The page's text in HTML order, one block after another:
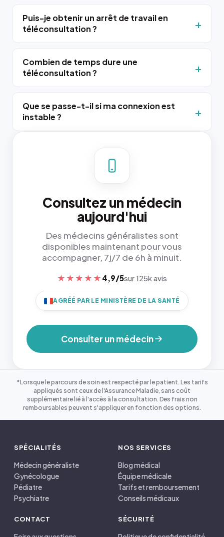
Puis-je obtenir un arrêt de travail en
téléconsultation ?
Combien de temps dure une
téléconsultation ?
Que se passe-t-il si ma connexion est
instable ?
Consultez un médecin
aujourd'hui
Des médecins généralistes sont
disponibles maintenant pour vous
accompagner, 7j/7 de 6h à minuit.
★★★★★ 4,9/5sur 125k avis
AGRÉÉ PAR LE MINISTÈRE DE LA SANTÉ
Consulter un médecin
*Lorsque le parcours de soin est respecté par le patient. Les tarifs
appliqués sont ceux de l'Assurance Maladie, sans coût
supplémentaire lié à l'accès à la consultation. Des frais non
remboursables peuvent s'appliquer en fonction des options.
SPÉCIALITÉS
Médecin généraliste
Gynécologue
Pédiatre
Psychiatre
NOS SERVICES
Blog médical
Équipe médicale
Tarifs et remboursement
Conseils médicaux
CONTACT SÉCURITÉ